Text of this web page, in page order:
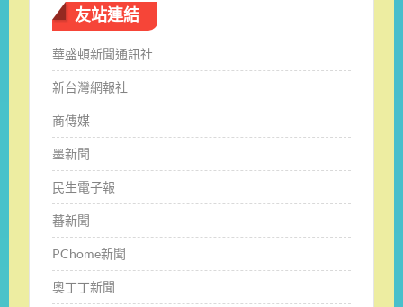
友站連結
華盛頓新聞通訊社
新台灣網報社
商傳媒
墨新聞
民生電子報
蕃新聞
PChome新聞
奧丁丁新聞